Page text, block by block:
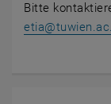
Bitte
etia@